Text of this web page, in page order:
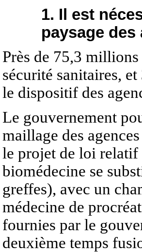
1. Il est
paysage
Près de 75,3
sécurité sanitaires,
le dispositif des
Le gouvernement
maillage des
le projet de loi relatif
biomédecine se
greffes), avec un
médecine de
fournies par le
deuxième temps